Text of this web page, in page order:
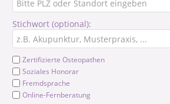
Stichwort (optional):
Zertifizierte Osteopathen
Soziales Honorar
Fremdsprache
Online-Fernberatung